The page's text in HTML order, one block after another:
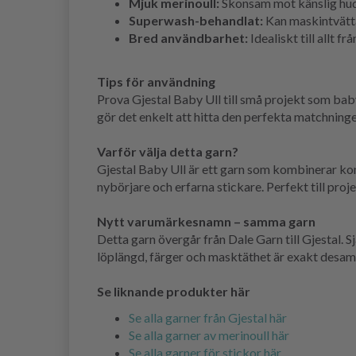
Superwash-behandlat: Kan
Bred användbarhet: Idealiskt till allt
Tips för användning
Prova Gjestal Baby Ull till små projekt som
gör det enkelt att hitta den perfekta
Varför välja detta garn?
Gjestal Baby Ull är ett garn som kombinerar
nybörjare och erfarna stickare. Perfekt till
Nytt varumärkesnamn – samma garn
Detta garn övergår från Dale Garn till Gjestal.
löplängd, färger och masktäthet är exakt
Se liknande produkter här
Se alla garner från Gjestal här
Se alla garner av merinoull här
Se alla garner för stickor här